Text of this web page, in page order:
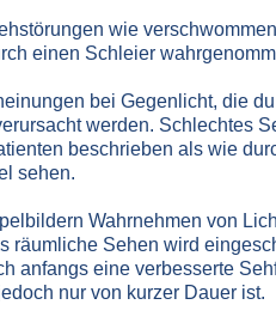
wie
einen Schleier
bei Gegenlicht, die
werden. Schlechtes
beschrieben als wie
sehen.
Wahrnehmen von
räumliche Sehen wird
anfangs eine verbesserte
nur von kurzer Dauer ist.